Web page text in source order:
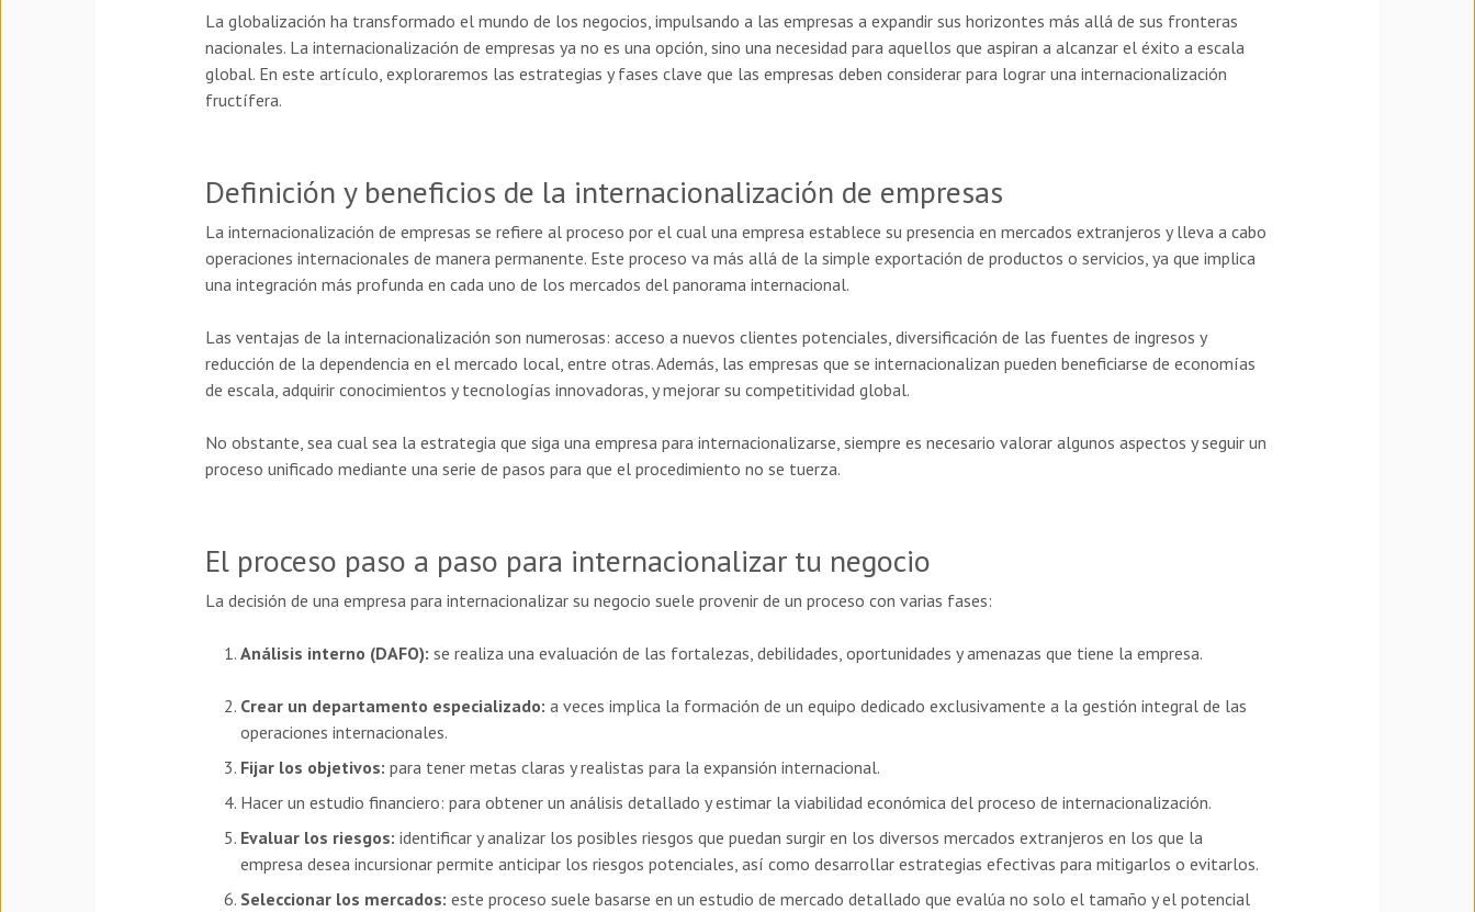
La globalización ha transformado el mundo de los negocios, impulsando a las empresas a expandir sus horizontes más allá de sus fronteras
nacionales. La internacionalización de empresas ya no es una opción, sino una necesidad para aquellos que aspiran a alcanzar el éxito a escala
global. En este artículo, exploraremos las estrategias y fases clave que las empresas deben considerar para lograr una internacionalización
fructífera.
Definición y beneficios de la internacionalización de empresas
La internacionalización de empresas se refiere al proceso por el cual una empresa establece su presencia en mercados extranjeros y lleva a cabo
operaciones internacionales de manera permanente. Este proceso va más allá de la simple exportación de productos o servicios, ya que implica
una integración más profunda en cada uno de los mercados del panorama internacional.
Las ventajas de la internacionalización son numerosas: acceso a nuevos clientes potenciales, diversificación de las fuentes de ingresos y
reducción de la dependencia en el mercado local, entre otras. Además, las empresas que se internacionalizan pueden beneficiarse de economías
de escala, adquirir conocimientos y tecnologías innovadoras, y mejorar su competitividad global.
No obstante, sea cual sea la estrategia que siga una empresa para internacionalizarse, siempre es necesario valorar algunos aspectos y seguir un
proceso unificado mediante una serie de pasos para que el procedimiento no se tuerza.
El proceso paso a paso para internacionalizar tu negocio
La decisión de una empresa para internacionalizar su negocio suele provenir de un proceso con varias fases:
Análisis interno (DAFO): se realiza una evaluación de las fortalezas, debilidades, oportunidades y amenazas que tiene la empresa.
Crear un departamento especializado: a veces implica la formación de un equipo dedicado exclusivamente a la gestión integral de las
operaciones internacionales.
Fijar los objetivos: para tener metas claras y realistas para la expansión internacional.
Hacer un estudio financiero: para obtener un análisis detallado y estimar la viabilidad económica del proceso de internacionalización.
Evaluar los riesgos: identificar y analizar los posibles riesgos que puedan surgir en los diversos mercados extranjeros en los que la
empresa desea incursionar permite anticipar los riesgos potenciales, así como desarrollar estrategias efectivas para mitigarlos o evitarlos.
Seleccionar los mercados: este proceso suele basarse en un estudio de mercado detallado que evalúa no solo el tamaño y el potencial